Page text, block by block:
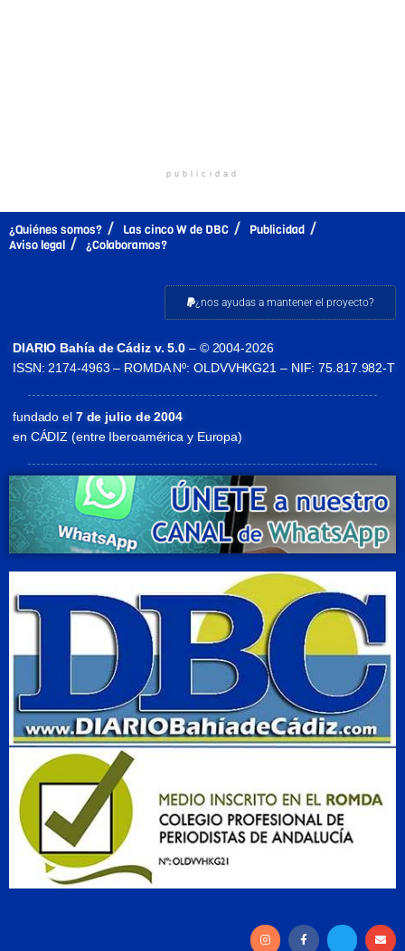
publicidad
¿Quiénes somos? Las cinco W de DBC
Publicidad
Aviso legal
¿Colaboramos?
¿nos ayudas a mantener el proyecto?
DIARIO Bahía de Cádiz v. 5.0 – © 2004-2026
ISSN: 2174-4963 – ROMDA Nº: OLDVVHKG21 – NIF: 75.817.982-T
fundado el7 de julio de 2004
en CÁDIZ (entre Iberoamérica y Europa)